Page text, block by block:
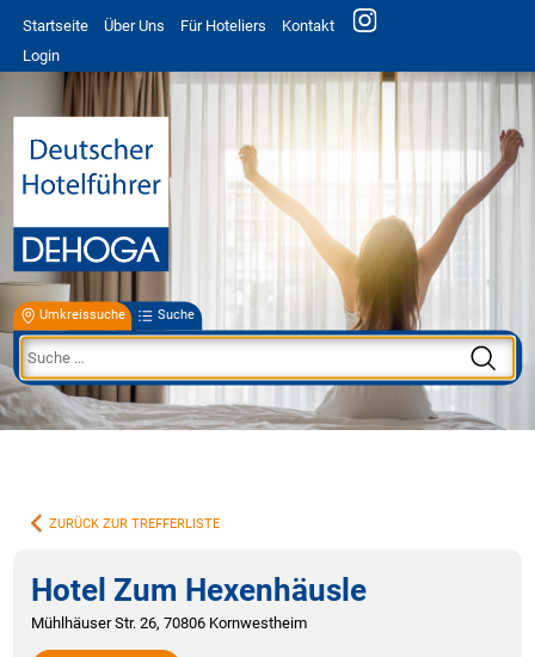
Startseite Über Uns Für Hoteliers
Kontakt
Login
Umkreissuche Suche
ZURÜCK ZUR TREFFERLISTE
Hotel Zum Hexenhäusle
Mühlhäuser Str. 26, 70806 Kornwestheim